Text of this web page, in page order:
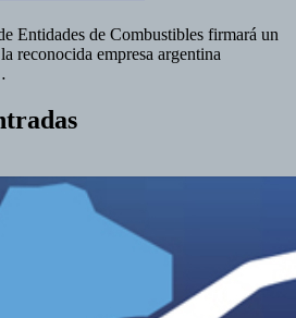
Entidades de Combustibles firmará un
reconocida empresa argentina